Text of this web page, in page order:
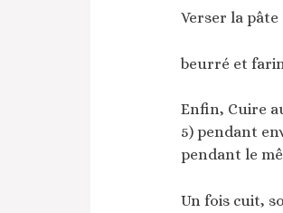
Verser la
beurré et
Enfin, Cuire
5) pendant
pendant le
Un fois cuit,